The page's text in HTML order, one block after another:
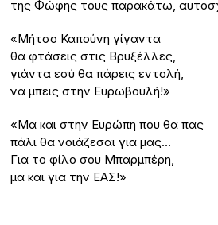
της Φώφης τους παρακάτω,
«Μήτσο Καπούνη γίγαντα
θα φτάσεις στις Βρυξέλλες,
γιάντα εσύ θα πάρεις εντολή,
να μπεις στην Ευρωβουλή!»
«Μα και στην Ευρώπη που θα πας
πάλι θα νοιάζεσαι για μας…
Για το φίλο σου Μπαρμπέρη,
μα και για την ΕΑΣ!»